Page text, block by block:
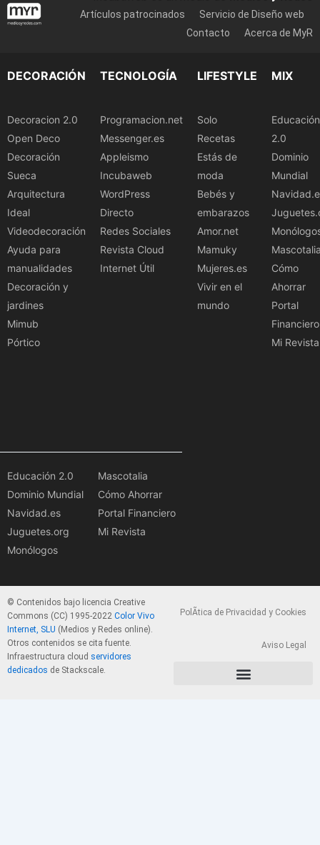
Artículos patrocinados
Servicio de Diseño web
Contacto
Acerca de MyR
DECORACIÓN
Decoracion 2.0
Open Deco
Decoración
Sueca
Arquitectura
Ideal
Videodecoración
Ayuda para
manualidades
Decoración y
jardines
Mimub
Pórtico
TECNOLOGÍA
Programacion.net
Messenger.es
Appleismo
Incubaweb
WordPress
Directo
Redes Sociales
Revista Cloud
Internet Útil
LIFESTYLE
Solo
Recetas
Estás de
moda
Bebés y
embarazos
Amor.net
Mamuky
Mujeres.es
Vivir en el
mundo
MIX
Educación
2.0
Dominio
Mundial
Cómo
Ahorrar
Portal
Financiero
Mi Revista
Educación 2.0
Dominio Mundial
Navidad.es
Juguetes.org
Monólogos
Mascotalia
Cómo Ahorrar
Portal Financiero
Mi Revista
© Contenidos bajo licencia Creative
Commons (CC) 1995-2022 Color Vivo
Internet, SLU (Medios y Redes online).
Otros contenidos se cita fuente.
Infraestructura cloud servidores
dedicados de Stackscale.
PolÃ­tica de Privacidad y Cookies
Aviso Legal